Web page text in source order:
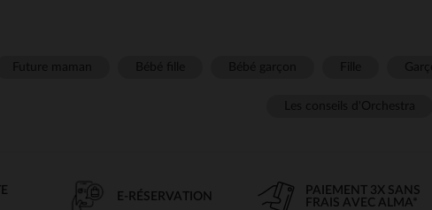
E-RÉSERVATION
PAIEMENT 3X SANS
FRAIS AVEC ALMA*